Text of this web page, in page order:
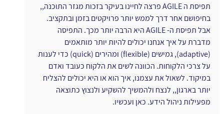
תפיסת ה AGILE פרצה לחיינו בעיקר בזכות מגזר התוכנה,,
בחיפושם אחר דרך לממש יותר פרויקטים בזמן ובתקציב.
אבל תפיסת ה- AGILE היא הרבה יותר מכך. התפיסה
מדברת על איך אנחנו יכולים להיות יותר מותאמים
(adaptive), גמישים (flexible) ומהירים (quick) כדי לענות
על צרכי הלקוחות. הכוונה לשים את הלקוח כעובד ואדם
במיקוד. לשאול את עצמנו, איך הוא או היא יכולים להצליח
יותר בארגון,, לנצח ולהמשיך להשקיע ולנצוץ כתוצאה
מפעילות ניהול הידע. כאן ועכשיו.